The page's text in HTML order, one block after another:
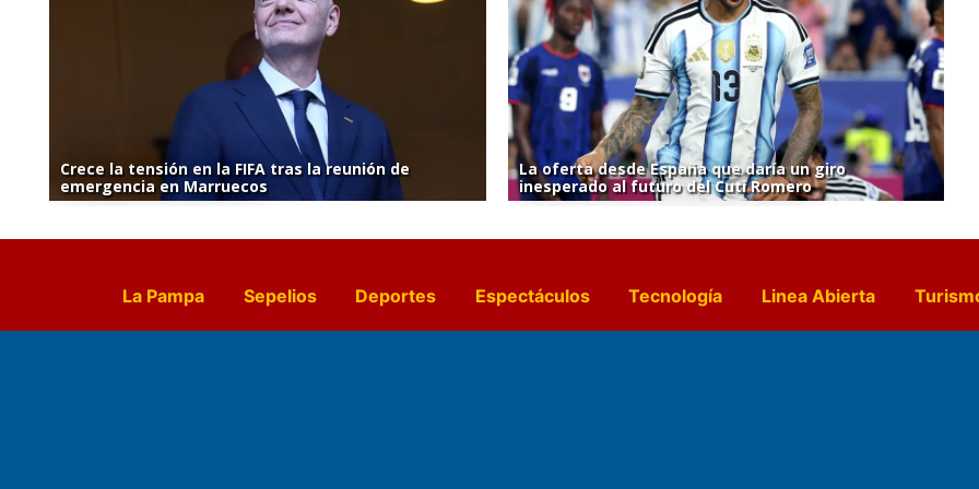
Crece la tensión en la FIFA tras la reunión de
emergencia en Marruecos
La oferta desde España que daría un giro
inesperado al futuro del Cuti Romero
La Pampa Sepelios Deportes Espectáculos Tecnología Linea Abierta